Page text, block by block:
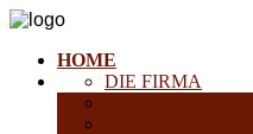
HOME
DIE FIRMA